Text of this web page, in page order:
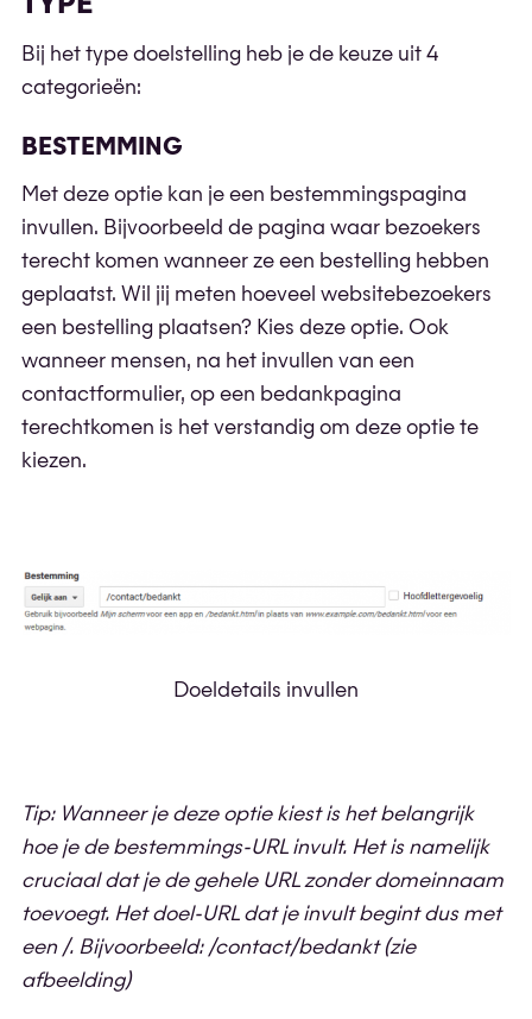
TYPE
Bij het type doelstelling heb je de keuze uit 4
categorieën:
BESTEMMING
Met deze optie kan je een bestemmingspagina
invullen. Bijvoorbeeld de pagina waar bezoekers
terecht komen wanneer ze een bestelling hebben
geplaatst. Wil jij meten hoeveel websitebezoekers
een bestelling plaatsen? Kies deze optie. Ook
wanneer mensen, na het invullen van een
contactformulier, op een bedankpagina
terechtkomen is het verstandig om deze optie te
kiezen.
Doeldetails invullen
Tip: Wanneer je deze optie kiest is het belangrijk
hoe je de bestemmings-URL invult. Het is namelijk
cruciaal dat je de gehele URL zonder domeinnaam
toevoegt. Het doel-URL dat je invult begint dus met
een /. Bijvoorbeeld: /contact/bedankt (zie
afbeelding)